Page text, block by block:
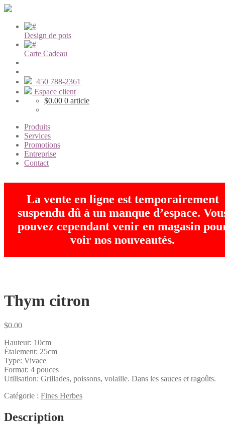
Design de pots
Carte Cadeau
450 788-2361
Espace client
$0.00 0 article
Produits
Services
Promotions
Entreprise
Contact
La vente en ligne est temporairement
suspendu dû à un manque d’espace.
pouvez cependant venir en magasin
voir nos nouveautés.
Thym citron
$0.00
Hauteur: 10cm
Étalement: 25cm
Type: Vivace
Format: 4 pouces
Utilisation: Grillades, poissons, volaille. Dans les sauces et ragoûts.
Catégorie : Fines Herbes
Description